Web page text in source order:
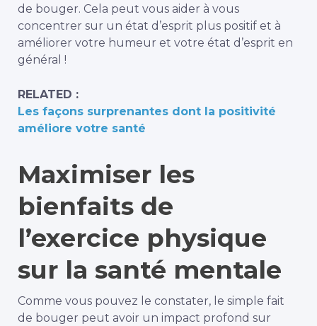
de bouger. Cela peut vous aider à vous
concentrer sur un état d’esprit plus positif et à
améliorer votre humeur et votre état d’esprit en
général !
RELATED :
Les façons surprenantes dont la positivité
améliore votre santé
Maximiser les
bienfaits de
l’exercice physique
sur la santé mentale
Comme vous pouvez le constater, le simple fait
de bouger peut avoir un impact profond sur